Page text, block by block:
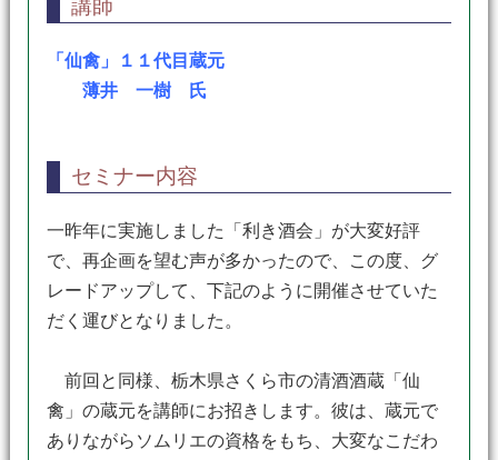
講師
「仙禽」１１代目蔵元
薄井 一樹 氏
セミナー内容
一昨年に実施しました「利き酒会」が大変好評
で、再企画を望む声が多かったので、この度、グ
レードアップして、下記のように開催させていた
だく運びとなりました。
前回と同様、栃木県さくら市の清酒酒蔵「仙
禽」の蔵元を講師にお招きします。彼は、蔵元で
ありながらソムリエの資格をもち、大変なこだわ